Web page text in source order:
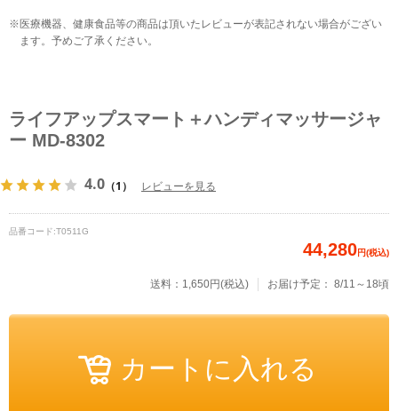
※医療機器、健康食品等の商品は頂いたレビューが表記されない場合がござい
ます。予めご了承ください。
ライフアップスマート＋ハンディマッサージャ
ー MD-8302
4.0 （1） レビューを見る
品番コード:T0511G
44,280円(税込)
送料：1,650円(税込) お届け予定： 8/11～18頃